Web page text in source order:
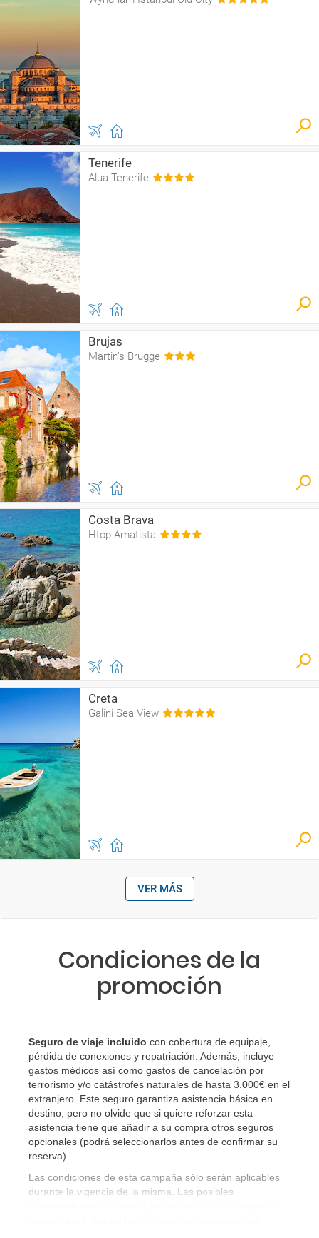
Tenerife
Alua Tenerife
Brujas
Martin's Brugge
Costa Brava
Htop Amatista
Creta
Galini Sea View
VER MÁS
Condiciones de la
promoción
Seguro de viaje incluido con cobertura de equipaje,
pérdida de conexiones y repatriación. Además, incluye
gastos médicos así como gastos de cancelación por
terrorismo y/o catástrofes naturales de hasta 3.000€ en el
extranjero. Este seguro garantiza asistencia básica en
destino, pero no olvide que si quiere reforzar esta
asistencia tiene que añadir a su compra otros seguros
opcionales (podrá seleccionarlos antes de confirmar su
reserva)
Las condiciones de esta campaña sólo serán aplicables
durante la vigencia de la misma. Las posibles